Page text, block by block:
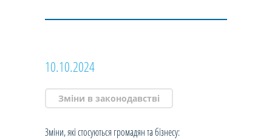
10.10.2024
Зміни в законодавстві
Зміни, які стосуються громадян та бізнесу: